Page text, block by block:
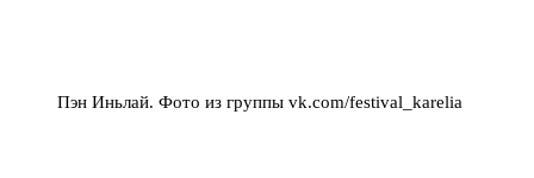
Пэн Иньлай. Фото из группы vk.com/festival_karelia